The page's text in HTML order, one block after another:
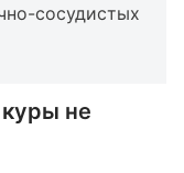
сосудистых
не